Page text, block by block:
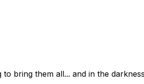
bring them all... and in the